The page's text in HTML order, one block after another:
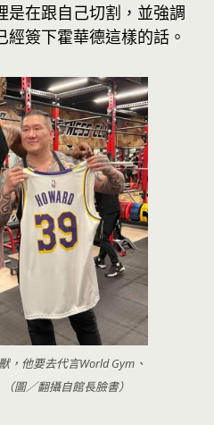
是在跟自己切割，並強調
簽下霍華德這樣的話。
他要去代言World Gym、
圖／翻攝自館長臉書）